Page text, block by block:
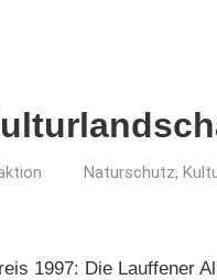
Naturschutz,
1997: Die Lauffener